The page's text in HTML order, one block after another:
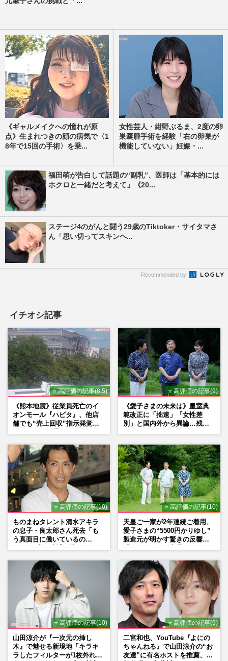
《ギャルメイクへの憧れが原
点》生まれつきの顔の病気で〈1
8年で15回の手術〉を乗...
女性芸人・紺野ぶるま、2度の卵
巣嚢腫手術を経験「右の卵巣が
機能していない」妊娠・...
福田萌が告白して話題の“副乳”、医師は「基本的には
ホクロと一緒だと考えて」《20...
ステージ4のがんと闘う29歳のTiktoker・サイタマさ
ん「思い切ってスキンヘ...
Recommended by
イチオシ記事
⭐ 高評価の記事(8.5)
《熊本地震》従業員死亡のイ
オンモール『ハビタ』、他店
舗でも“売上回収”指示発覚で
⭐ 高評価の記事(9)
《愛子さまの未来は》皇室典
範改正に「拙速」「女性差
別」と国内外から異論…残さ
⭐ 高評価の記事(10)
ものまねタレント清水アキラ
の息子・良太郎さん死去「も
う真面目に働いているの
⭐ 高評価の記事(10)
天皇ご一家が2年連続ご着用、
愛子さまの“5500円かりゆし”
製造元が明かす驚きの反響
⭐ 高評価の記事(10)
山田涼介が『一次元の挿し
木』で魅せる新境地「キラキ
ラしたフィルターが1枚外れて
⭐ 高評価の記事(9)
二宮和也、YouTube『よにの
ちゃんねる』で山田涼介の“お
友達”に有名ホストを推薦、歌